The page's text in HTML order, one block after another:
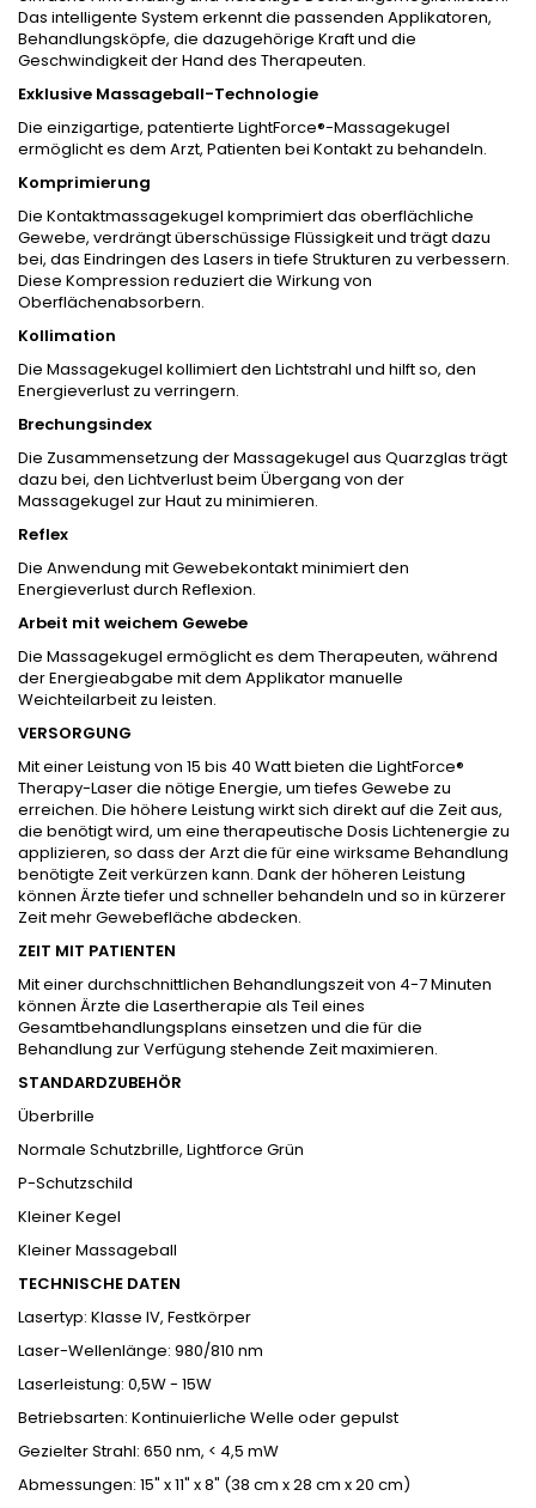
Das intelligente System erkennt die passenden Applikatoren,
Behandlungsköpfe, die dazugehörige Kraft und die
Geschwindigkeit der Hand des Therapeuten.
Exklusive Massageball-Technologie
Die einzigartige, patentierte LightForce®-Massagekugel
ermöglicht es dem Arzt, Patienten bei Kontakt zu behandeln.
Komprimierung
Die Kontaktmassagekugel komprimiert das oberflächliche
Gewebe, verdrängt überschüssige Flüssigkeit und trägt dazu
bei, das Eindringen des Lasers in tiefe Strukturen zu verbessern.
Diese Kompression reduziert die Wirkung von
Oberflächenabsorbern.
Kollimation
Die Massagekugel kollimiert den Lichtstrahl und hilft so, den
Energieverlust zu verringern.
Brechungsindex
Die Zusammensetzung der Massagekugel aus Quarzglas trägt
dazu bei, den Lichtverlust beim Übergang von der
Massagekugel zur Haut zu minimieren.
Reflex
Die Anwendung mit Gewebekontakt minimiert den
Energieverlust durch Reflexion.
Arbeit mit weichem Gewebe
Die Massagekugel ermöglicht es dem Therapeuten, während
der Energieabgabe mit dem Applikator manuelle
Weichteilarbeit zu leisten.
VERSORGUNG
Mit einer Leistung von 15 bis 40 Watt bieten die LightForce®
Therapy-Laser die nötige Energie, um tiefes Gewebe zu
erreichen. Die höhere Leistung wirkt sich direkt auf die Zeit aus,
die benötigt wird, um eine therapeutische Dosis Lichtenergie zu
applizieren, so dass der Arzt die für eine wirksame Behandlung
benötigte Zeit verkürzen kann. Dank der höheren Leistung
können Ärzte tiefer und schneller behandeln und so in kürzerer
Zeit mehr Gewebefläche abdecken.
ZEIT MIT PATIENTEN
Mit einer durchschnittlichen Behandlungszeit von 4-7 Minuten
können Ärzte die Lasertherapie als Teil eines
Gesamtbehandlungsplans einsetzen und die für die
Behandlung zur Verfügung stehende Zeit maximieren.
STANDARDZUBEHÖR
Überbrille
Normale Schutzbrille, Lightforce Grün
P-Schutzschild
Kleiner Kegel
Kleiner Massageball
TECHNISCHE DATEN
Lasertyp: Klasse IV, Festkörper
Laser-Wellenlänge: 980/810 nm
Laserleistung: 0,5W - 15W
Betriebsarten: Kontinuierliche Welle oder gepulst
Gezielter Strahl: 650 nm, < 4,5 mW
Abmessungen: 15" x 11" x 8" (38 cm x 28 cm x 20 cm)